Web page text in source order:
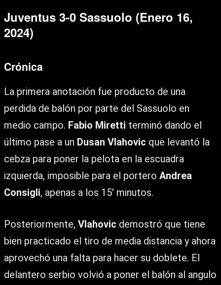
Juventus 3-0 Sassuolo (Enero 16,
2024)
Crónica
La primera anotación fue producto de una
perdida de balón por parte del Sassuolo en
medio campo. Fabio Miretti terminó dando el
último pase a un Dusan Vlahovic que levantó la
cebza para poner la pelota en la escuadra
izquierda, imposible para el portero Andrea
Consigli, apenas a los 15′ minutos.
Posteriormente, Vlahovic demostró que tiene
bien practicado el tiro de media distancia y ahora
aprovechó una falta para hacer su doblete. El
delantero serbio volvió a poner el balón al angulo